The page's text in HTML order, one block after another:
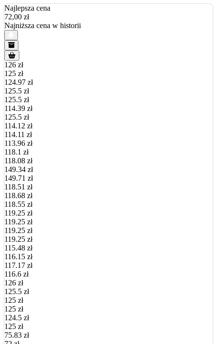
Najlepsza cena
72,00 zł
Najniższa cena w historii
126 zł
125 zł
124.97 zł
125.5 zł
125.5 zł
114.39 zł
125.5 zł
114.12 zł
114.11 zł
113.96 zł
118.1 zł
118.08 zł
149.34 zł
149.71 zł
118.51 zł
118.68 zł
118.55 zł
119.25 zł
119.25 zł
119.25 zł
119.25 zł
115.48 zł
116.15 zł
117.17 zł
116.6 zł
126 zł
125.5 zł
125 zł
125 zł
124.5 zł
125 zł
75.83 zł